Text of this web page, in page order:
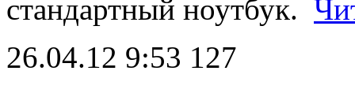
стандартный ноутбук.
26.04.12 9:53 127